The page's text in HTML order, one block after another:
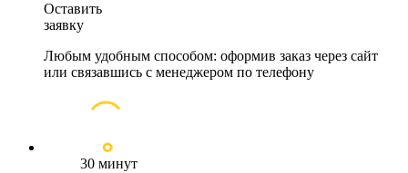
Оставить
заявку
Любым удобным способом: оформив заказ через сайт
или связавшись с менеджером по телефону
30 минут